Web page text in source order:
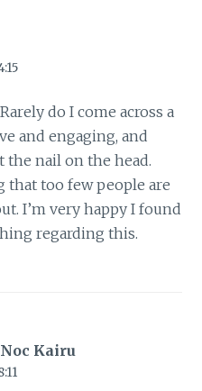
do I come across a
and engaging, and
the nail on the head.
too few people are
I’m very happy I found
regarding this.
Kairu